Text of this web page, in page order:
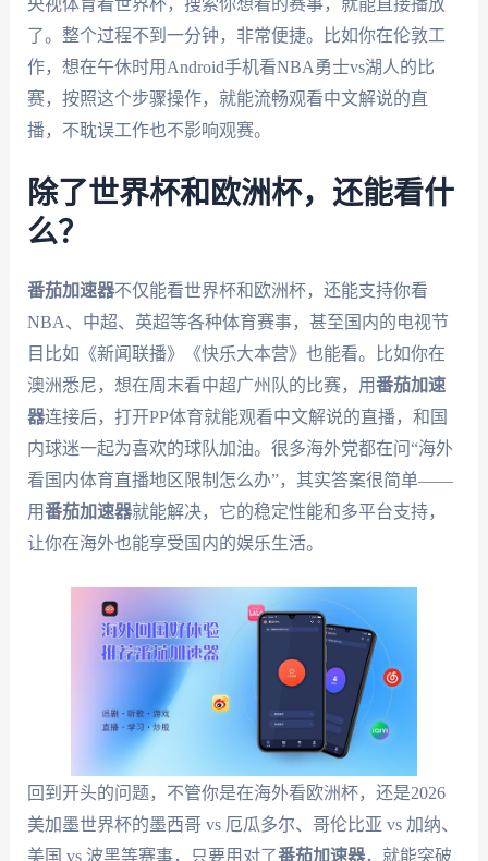
央视体育看世界杯，搜索你想看的赛事，就能直接播放
了。整个过程不到一分钟，非常便捷。比如你在伦敦工
作，想在午休时用Android手机看NBA勇士vs湖人的比
赛，按照这个步骤操作，就能流畅观看中文解说的直
播，不耽误工作也不影响观赛。
除了世界杯和欧洲杯，还能看什
么？
番茄加速器不仅能看世界杯和欧洲杯，还能支持你看
NBA、中超、英超等各种体育赛事，甚至国内的电视节
目比如《新闻联播》《快乐大本营》也能看。比如你在
澳洲悉尼，想在周末看中超广州队的比赛，用番茄加速
器连接后，打开PP体育就能观看中文解说的直播，和国
内球迷一起为喜欢的球队加油。很多海外党都在问“海外
看国内体育直播地区限制怎么办”，其实答案很简单——
用番茄加速器就能解决，它的稳定性能和多平台支持，
让你在海外也能享受国内的娱乐生活。
回到开头的问题，不管你是在海外看欧洲杯，还是2026
美加墨世界杯的墨西哥 vs 厄瓜多尔、哥伦比亚 vs 加纳、
美国 vs 波黑等赛事，只要用对了番茄加速器，就能突破